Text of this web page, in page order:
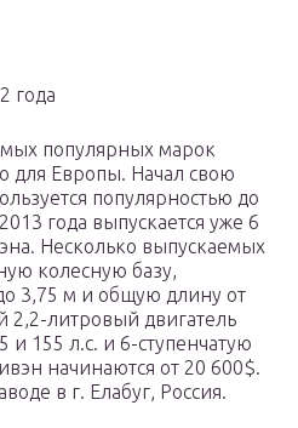
года
популярных марок
для Европы. Начал свою
популярностью до
года выпускается уже 6
Несколько выпускаемых
колесную базу,
3,75 м и общую длину от
2,2-литровый двигатель
и 155 л.с. и 6-ступенчатую
начинаются от 20 600$.
в г. Елабуг, Россия.